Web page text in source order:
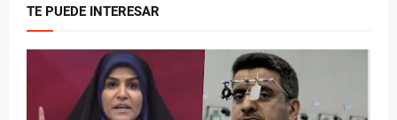
TE PUEDE INTERESAR